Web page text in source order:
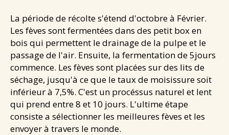
La période de récolte s'étend d'octobre à Février.
Les fèves sont fermentées dans des petit box en
bois qui permettent le drainage de la pulpe et le
passage de l'air. Ensuite, la fermentation de 5jours
commence. Les fèves sont placées sur des lits de
séchage, jusqu'à ce que le taux de moisissure soit
inférieur à 7,5%. C'est un procéssus naturel et lent
qui prend entre 8 et 10 jours. L'ultime étape
consiste a sélectionner les meilleures fèves et les
envoyer à travers le monde.